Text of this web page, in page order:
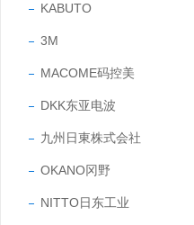
KABUTO
3M
MACOME码控美
DKK东亚电波
九州日東株式会社
OKANO冈野
NITTO日东工业